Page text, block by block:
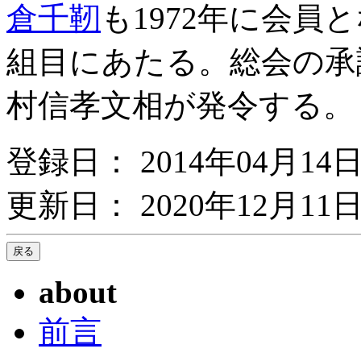
倉千靭 も1972年に会員
組目にあたる。総会の
村信孝文相が発令する。
登録日： 2014年04月14
更新日： 2020年12月11
about
前言